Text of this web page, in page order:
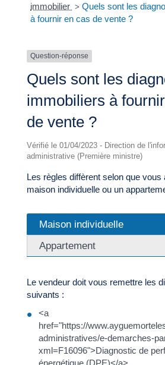
immobilier > Quels sont les
à fournir en cas de vente ?
Question-réponse
Quels sont les
immobiliers à
de vente ?
Vérifié le 01/04/2023 - Direction de
administrative (Première ministre)
Les règles diffèrent selon que vous
maison individuelle ou un
Maison individuelle
Appartement
Le vendeur doit vous remettre les
suivants :
<a
href="https://
administratives/e-demarches-
xml=F16096">Diagnostic de